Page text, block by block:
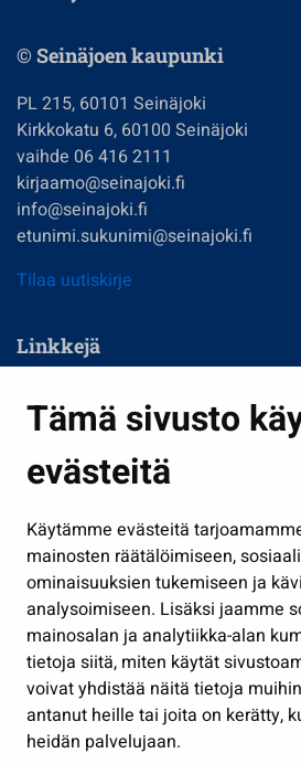
Tämä sivusto
evästeitä
Käytämme evästeitä
mainosten räätälöimiseen,
ominaisuuksien tukemiseen ja
analysoimiseen. Lisäksi jaamme
mainosalan ja analytiikka-alan
tietoja siitä, miten käytät
voivat yhdistää näitä tietoja
antanut heille tai joita on kerätty,
heidän palvelujaan.
© Seinäjoen kaupunki
PL 215, 60101 Seinäjoki
Kirkkokatu 6, 60100 Seinäjoki
vaihde 06 416 2111
kirjaamo@seinajoki.fi
info@seinajoki.fi
etunimi.sukunimi@seinajoki.fi
Tilaa uutiskirje
Linkkejä
Kasvatus ja opetus
Kulttuuri ja liikunta
Työ ja yrittäminen
Osallistu ja asioi
Näytä omat evästeasetukseni
Seuraa meitä